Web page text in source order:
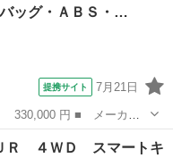
ッグ・ＡＢＳ・…
提携サイト 7月21日
名： Ｘ ＦＯＵＲ ４
・ＡＢＳ・サイドバイザ
Ｒ ４ＷＤ スマートキ